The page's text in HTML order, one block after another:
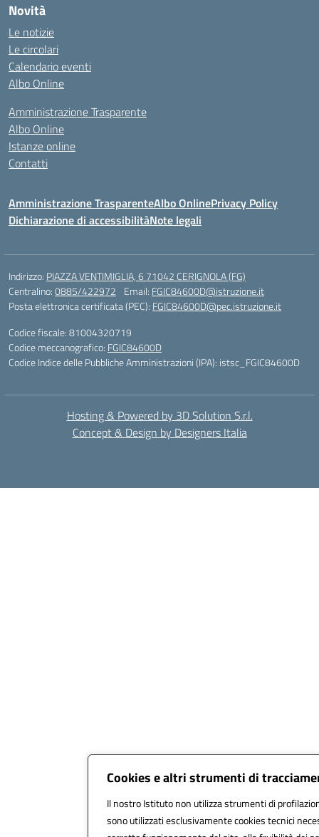
Cookies e altri strumenti di
Il nostro Istituto non utilizza strumenti di
sono utilizzati esclusivamente cookies tecnici
Novità
Le notizie
Le circolari
Calendario eventi
Albo Online
Amministrazione Trasparente
Albo Online
Istanze online
Contatti
Amministrazione TrasparenteAlbo OnlinePrivacy Policy
Dichiarazione di accessibilitàNote legali
Indirizzo: PIAZZA VENTIMIGLIA, 6 71042 CERIGNOLA (FG)
Centralino:0885/422972 Email: FGIC84600D@istruzione.it
Posta elettronica certificata (PEC): FGIC84600D@pec.istruzione.it
Codice fiscale: 81004320719
Codice meccanografico: FGIC84600D
Codice Indice delle Pubbliche Amministrazioni (IPA): istsc_FGIC84600D
Hosting & Powered by 3D Solution S.r.l.
Concept & Design by Designers Italia